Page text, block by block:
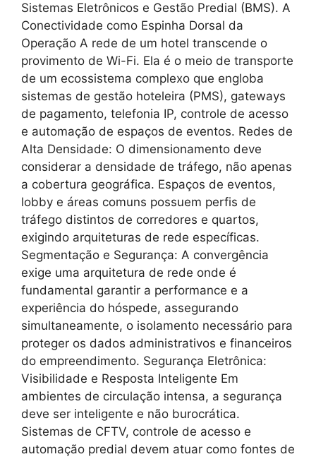
Sistemas Eletrônicos e Gestão Predial (BMS). A
Conectividade como Espinha Dorsal da
Operação A rede de um hotel transcende o
provimento de Wi-Fi. Ela é o meio de transporte
de um ecossistema complexo que engloba
sistemas de gestão hoteleira (PMS), gateways
de pagamento, telefonia IP, controle de acesso
e automação de espaços de eventos. Redes de
Alta Densidade: O dimensionamento deve
considerar a densidade de tráfego, não apenas
a cobertura geográfica. Espaços de eventos,
lobby e áreas comuns possuem perfis de
tráfego distintos de corredores e quartos,
exigindo arquiteturas de rede específicas.
Segmentação e Segurança: A convergência
exige uma arquitetura de rede onde é
fundamental garantir a performance e a
experiência do hóspede, assegurando
simultaneamente, o isolamento necessário para
proteger os dados administrativos e financeiros
do empreendimento. Segurança Eletrônica:
Visibilidade e Resposta Inteligente Em
ambientes de circulação intensa, a segurança
deve ser inteligente e não burocrática.
Sistemas de CFTV, controle de acesso e
automação predial devem atuar como fontes de